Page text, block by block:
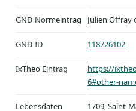
GND Normeintrag Julien Offray
GND ID 118726102
IxTheo Eintrag
https://
6#other-
Lebensdaten 1709, Saint-